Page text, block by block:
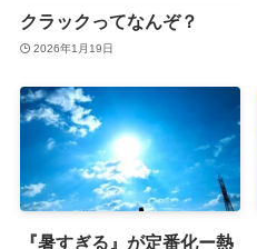
クラックってなんぞ？
2026年1月19日
『暑すぎる』が定番化ー熱